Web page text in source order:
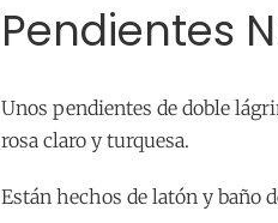
Pendientes
Unos pendientes de doble
rosa claro y turquesa.
Están hechos de latón y baño